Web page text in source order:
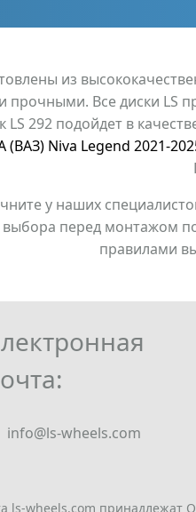
из
прочными. Все диски LS
LS 292 подойдет в
(ВАЗ) Niva Legend 2021-
у наших
перед монтажом
правилами
info@ls-wheels.com
ls-wheels.com